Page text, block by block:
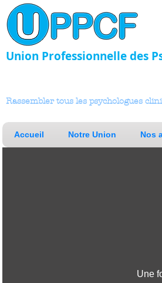
Union Professionnelle des
Rassembler tous les psychologues
Accueil Notre Union Nos
Une